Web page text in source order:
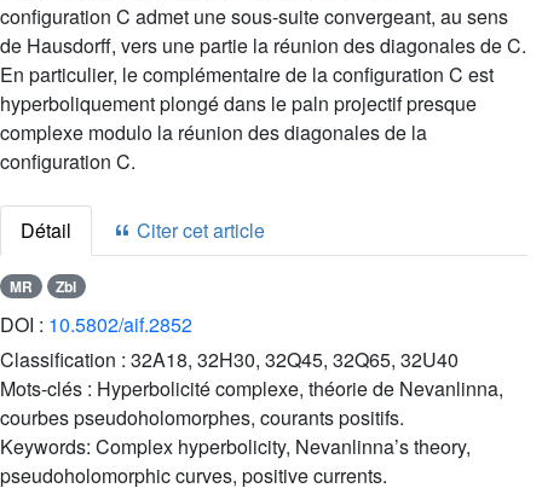
configuration C admet une sous-suite convergeant, au sens
de Hausdorff, vers une partie la réunion des diagonales de C.
En particulier, le complémentaire de la configuration C est
hyperboliquement plongé dans le paln projectif presque
complexe modulo la réunion des diagonales de la
configuration C.
Détail Citer cet article
MR Zbl
DOI : 10.5802/aif.2852
Classification : 32A18, 32H30, 32Q45, 32Q65, 32U40
Mots-clés : Hyperbolicité complexe, théorie de Nevanlinna,
courbes pseudoholomorphes, courants positifs.
Keywords: Complex hyperbolicity, Nevanlinna’s theory,
pseudoholomorphic curves, positive currents.